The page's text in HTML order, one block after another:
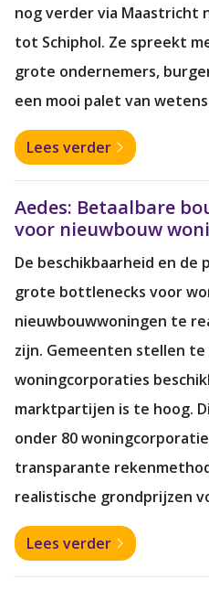
nog verder via Maastricht
tot Schiphol. Ze spreekt
grote ondernemers,
een mooi palet van
Lees verder
Aedes: Betaalbare
voor nieuwbouw
De beschikbaarheid en de
grote bottlenecks voor
nieuwbouwwoningen te
zijn. Gemeenten stellen te
woningcorporaties
marktpartijen is te hoog.
onder 80
transparante
realistische grondprijzen
Lees verder